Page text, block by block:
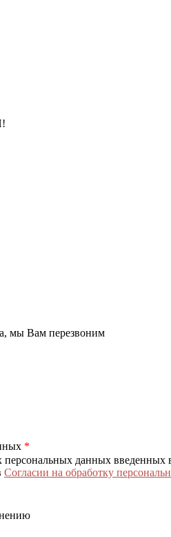
мы Вам перезвоним
*
персональных данных
Согласии на обработку